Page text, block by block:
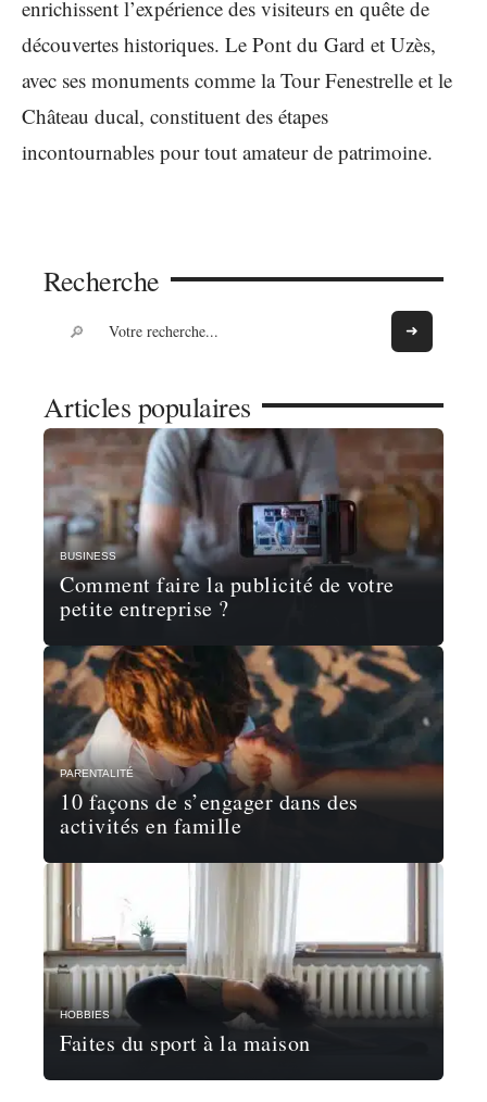
enrichissent l’expérience des visiteurs en quête de
découvertes historiques. Le Pont du Gard et Uzès,
avec ses monuments comme la Tour Fenestrelle et le
Château ducal, constituent des étapes
incontournables pour tout amateur de patrimoine.
Recherche
Articles populaires
BUSINESS
Comment faire la publicité de votre
petite entreprise ?
PARENTALITÉ
10 façons de s’engager dans des
activités en famille
HOBBIES
Faites du sport à la maison